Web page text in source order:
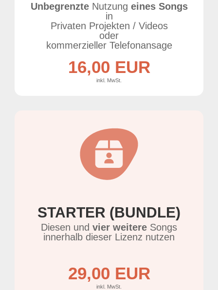
UnbegrenzteNutzung eines Songs
in
Privaten Projekten / Videos
oder
kommerzieller Telefonansage
16,00 EUR
inkl. MwSt.
STARTER (BUNDLE)
Diesen und vier weitere Songs
innerhalb dieser Lizenz nutzen
29,00 EUR
inkl. MwSt.